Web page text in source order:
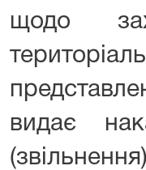
щодо
видає